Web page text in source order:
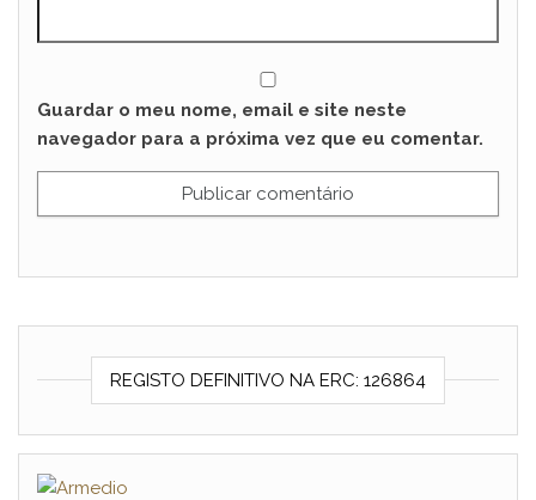
Guardar o meu nome, email e site neste
navegador para a próxima vez que eu comentar.
REGISTO DEFINITIVO NA ERC: 126864